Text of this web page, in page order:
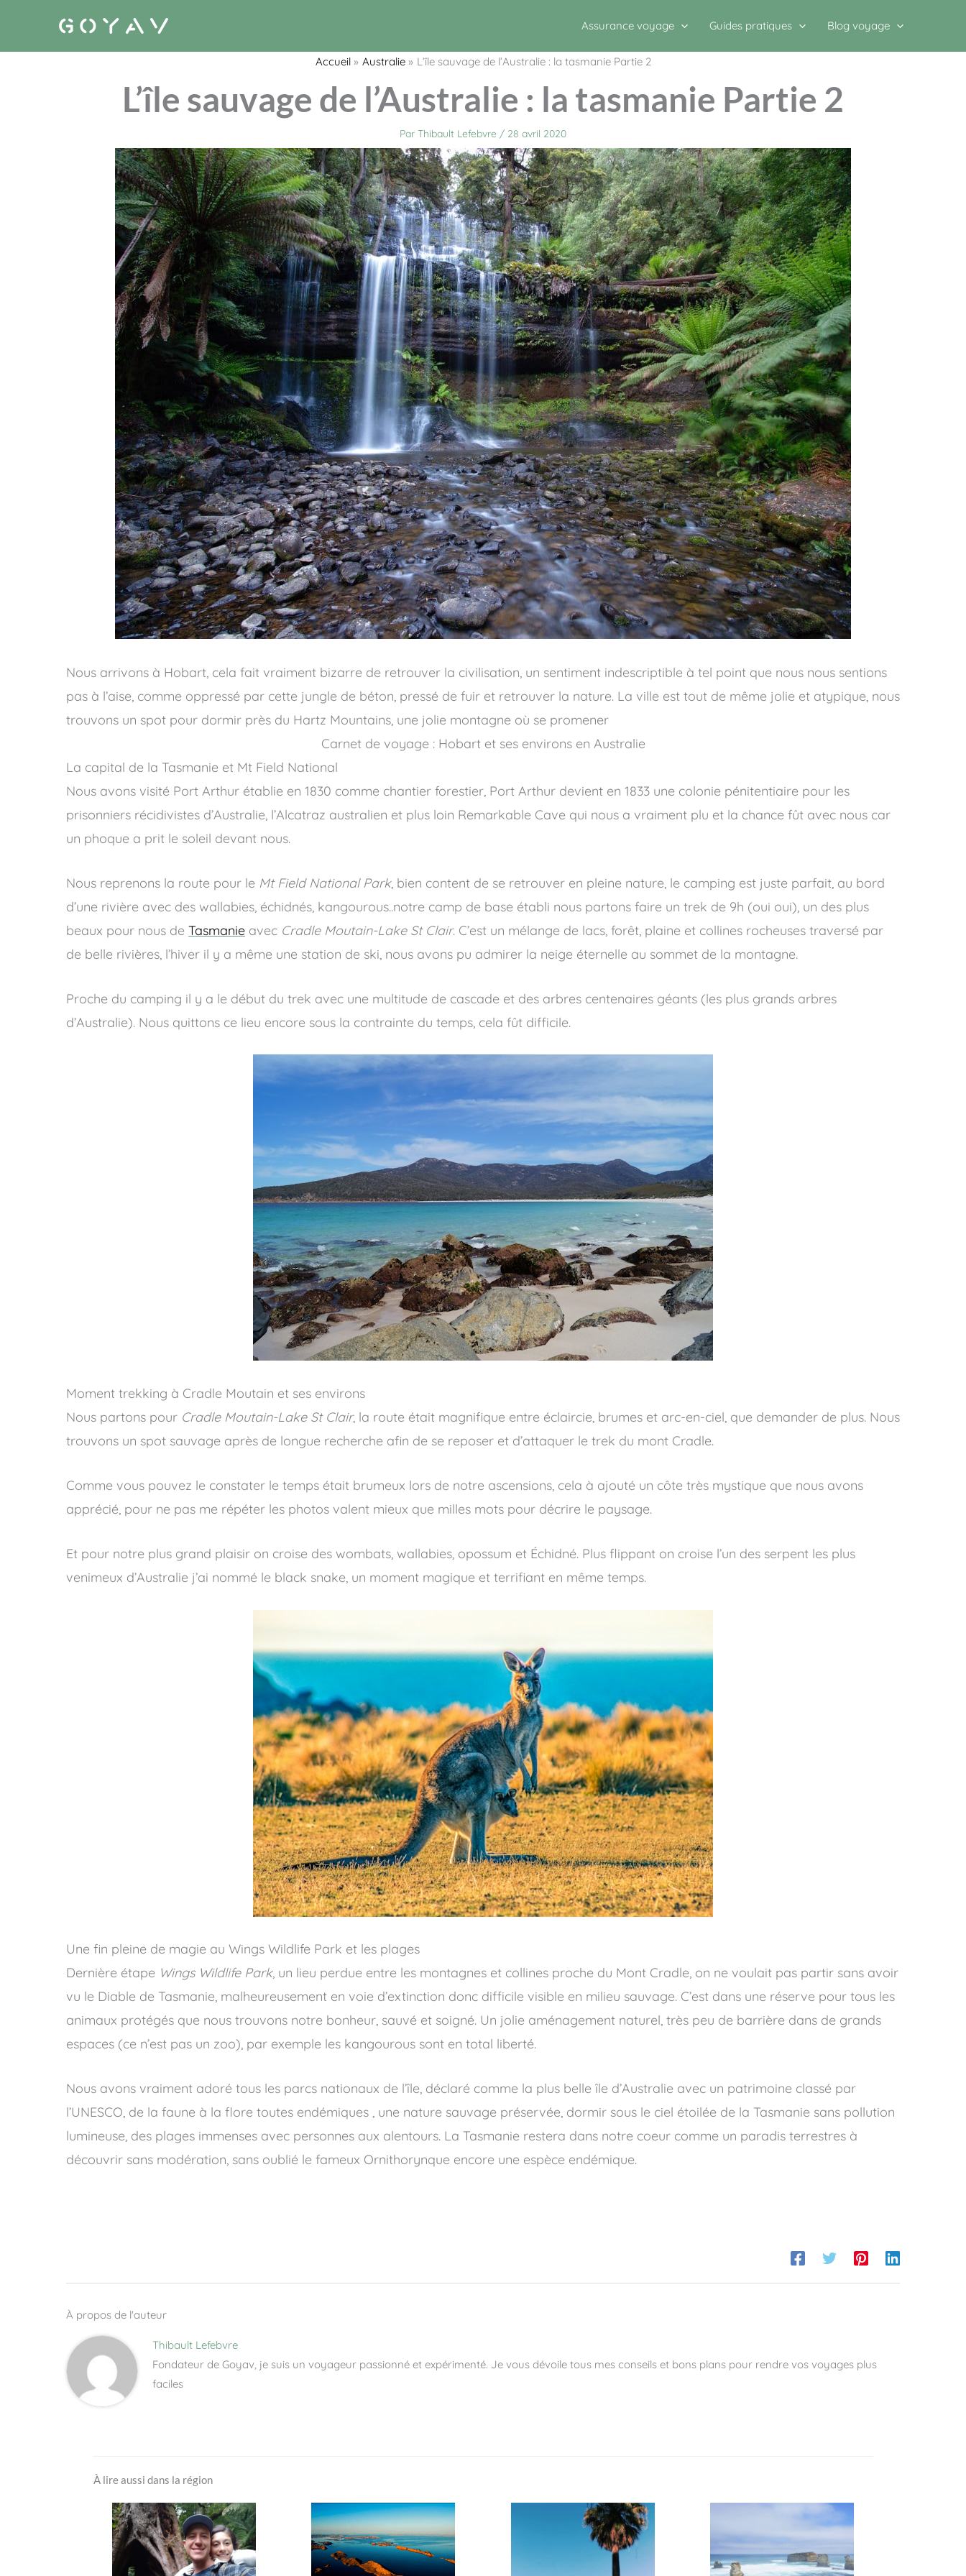
Assurance voyage Guides pratiques Blog voyage
Accueil Australie L’île sauvage de l’Australie : la tasmanie Partie 2
L’île sauvage de l’Australie : la tasmanie Partie 2
Par Thibault Lefebvre / 28 avril 2020
Nous arrivons à Hobart, cela fait vraiment bizarre de retrouver la civilisation, un sentiment indescriptible à tel point que nous nous sentions
pas à l’aise, comme oppressé par cette jungle de béton, pressé de fuir et retrouver la nature. La ville est tout de même jolie et atypique, nous
trouvons un spot pour dormir près du Hartz Mountains, une jolie montagne où se promener
Carnet de voyage : Hobart et ses environs en Australie
La capital de la Tasmanie et Mt Field National
Nous avons visité Port Arthur établie en 1830 comme chantier forestier, Port Arthur devient en 1833 une colonie pénitentiaire pour les
prisonniers récidivistes d’Australie, l’Alcatraz australien et plus loin Remarkable Cave qui nous a vraiment plu et la chance fût avec nous car
un phoque a prit le soleil devant nous.
Nous reprenons la route pour le Mt Field National Park, bien content de se retrouver en pleine nature, le camping est juste parfait, au bord
d’une rivière avec des wallabies, échidnés, kangourous..notre camp de base établi nous partons faire un trek de 9h (oui oui), un des plus
beaux pour nous de Tasmanie avec Cradle Moutain-Lake St Clair. C’est un mélange de lacs, forêt, plaine et collines rocheuses traversé par
de belle rivières, l’hiver il y a même une station de ski, nous avons pu admirer la neige éternelle au sommet de la montagne.
Proche du camping il y a le début du trek avec une multitude de cascade et des arbres centenaires géants (les plus grands arbres
d’Australie). Nous quittons ce lieu encore sous la contrainte du temps, cela fût difficile.
Moment trekking à Cradle Moutain et ses environs
Nous partons pour Cradle Moutain-Lake St Clair, la route était magnifique entre éclaircie, brumes et arc-en-ciel, que demander de plus. Nous
trouvons un spot sauvage après de longue recherche afin de se reposer et d’attaquer le trek du mont Cradle.
Comme vous pouvez le constater le temps était brumeux lors de notre ascensions, cela à ajouté un côte très mystique que nous avons
apprécié, pour ne pas me répéter les photos valent mieux que milles mots pour décrire le paysage.
Et pour notre plus grand plaisir on croise des wombats, wallabies, opossum et Échidné. Plus flippant on croise l’un des serpent les plus
venimeux d’Australie j’ai nommé le black snake, un moment magique et terrifiant en même temps.
Une fin pleine de magie au Wings Wildlife Park et les plages
Dernière étape Wings Wildlife Park, un lieu perdue entre les montagnes et collines proche du Mont Cradle, on ne voulait pas partir sans avoir
vu le Diable de Tasmanie, malheureusement en voie d’extinction donc difficile visible en milieu sauvage. C’est dans une réserve pour tous les
animaux protégés que nous trouvons notre bonheur, sauvé et soigné. Un jolie aménagement naturel, très peu de barrière dans de grands
espaces (ce n’est pas un zoo), par exemple les kangourous sont en total liberté.
Nous avons vraiment adoré tous les parcs nationaux de l’île, déclaré comme la plus belle île d’Australie avec un patrimoine classé par
l’UNESCO, de la faune à la flore toutes endémiques , une nature sauvage préservée, dormir sous le ciel étoilée de la Tasmanie sans pollution
lumineuse, des plages immenses avec personnes aux alentours. La Tasmanie restera dans notre coeur comme un paradis terrestres à
découvrir sans modération, sans oublié le fameux Ornithorynque encore une espèce endémique.
À propos de l'auteur
Thibault Lefebvre
Fondateur de Goyav, je suis un voyageur passionné et expérimenté. Je vous dévoile tous mes conseils et bons plans pour rendre vos voyages plus
faciles
À lire aussi dans la région